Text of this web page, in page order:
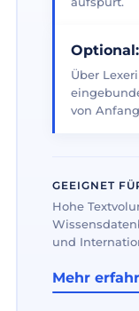
Über
von
GEEIGNET
Hohe
und
Mehr